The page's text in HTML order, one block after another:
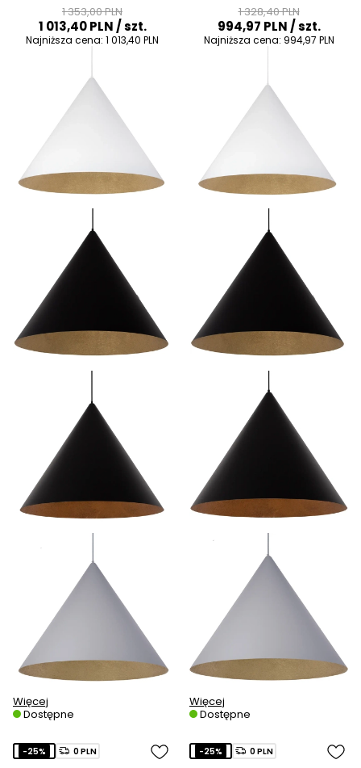
1 353,00 PLN
1 013,40 PLN/ szt.
Najniższa cena: 1 013,40 PLN
Więcej
Dostępne
1 328,40 PLN
994,97 PLN/ szt.
Najniższa cena: 994,97 PLN
Więcej
Dostępne
-25% 0 PLN -25% 0 PLN